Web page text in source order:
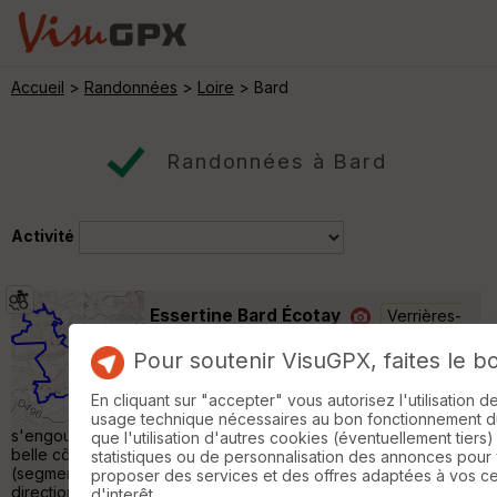
Accueil > Randonnées > Loire > Bard
Randonnées à Bard
Activité
Essertine Bard Écotay
Verrières-
VTT 29 km 830 m
Superbe sentier longeant plusieurs cours
d'eau, le Moingt, le Cotayet avant de
s'engouffrer dans les magnifiques gorges du Vizezy. De là, une
belle côte vous attend, direction Essertines en Châtelneuf
(segment Strava à ne pas louper). Changement de décors en
direction du très beau village de Bard, où une pause
Pour soutenir VisuGPX, faites le
En cliquant sur "accepter" vous autorisez l'utilisation
usage technique nécessaires au bon fonctionnement
que l'utilisation d'autres cookies (éventuellement
statistiques ou de personnalisation des annonces pour
proposer des services et des offres adaptées à vos